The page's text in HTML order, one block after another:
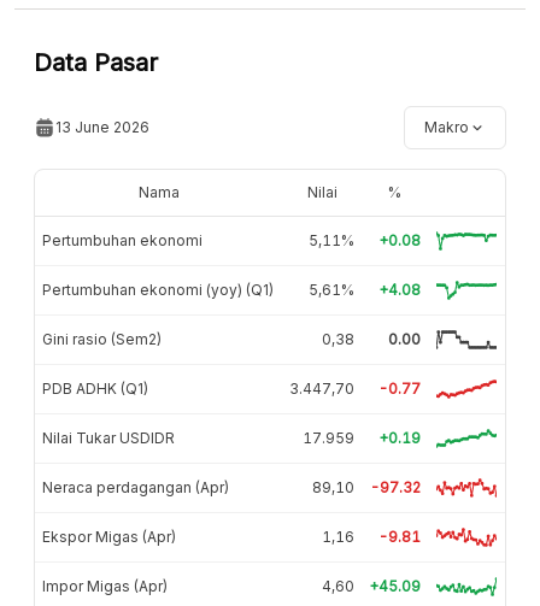
Data Pasar
13 June 2026 Makro
Nama Nilai %
Pertumbuhan ekonomi 5,11% +0.08
Pertumbuhan ekonomi (yoy) (Q1) 5,61% +4.08
Gini rasio (Sem2) 0,38 0.00
PDB ADHK (Q1) 3.447,70 -0.77
Nilai Tukar USDIDR 17.959 +0.19
Neraca perdagangan (Apr) 89,10 -97.32
Ekspor Migas (Apr) 1,16 -9.81
Impor Migas (Apr) 4,60 +45.09